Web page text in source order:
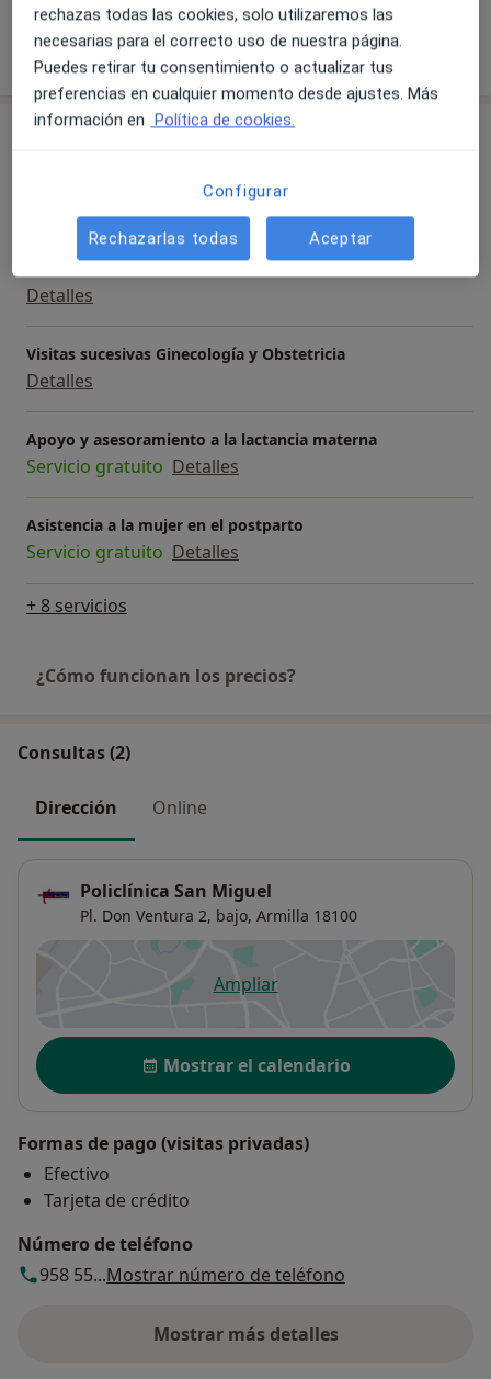
Mostrar más detalles
sobre la experiencia
Servicios y precios
Consulta online
Detalles
Visitas sucesivas Ginecología y Obstetricia
Detalles
Apoyo y asesoramiento a la lactancia materna
Servicio gratuito Detalles
Asistencia a la mujer en el postparto
Servicio gratuito Detalles
+ 8 servicios
¿Cómo funcionan los precios?
Consultas (2)
Dirección Online
Policlínica San Miguel
Pl. Don Ventura 2, bajo, Armilla 18100
Ampliarse abre en una nueva
Disponibilidad
Mostrar el calendario
Formas de pago (visitas privadas)
Efectivo
Tarjeta de crédito
Número de teléfono
958 55...Mostrar número de teléfono
Mostrar más detalles
sobre la dirección
rechazas todas las cookies, solo utilizaremos las
necesarias para el correcto uso de nuestra página.
Puedes retirar tu consentimiento o actualizar tus
preferencias en cualquier momento desde ajustes. Más
información en Política de cookies.
Configurar
Rechazarlas todas Aceptar